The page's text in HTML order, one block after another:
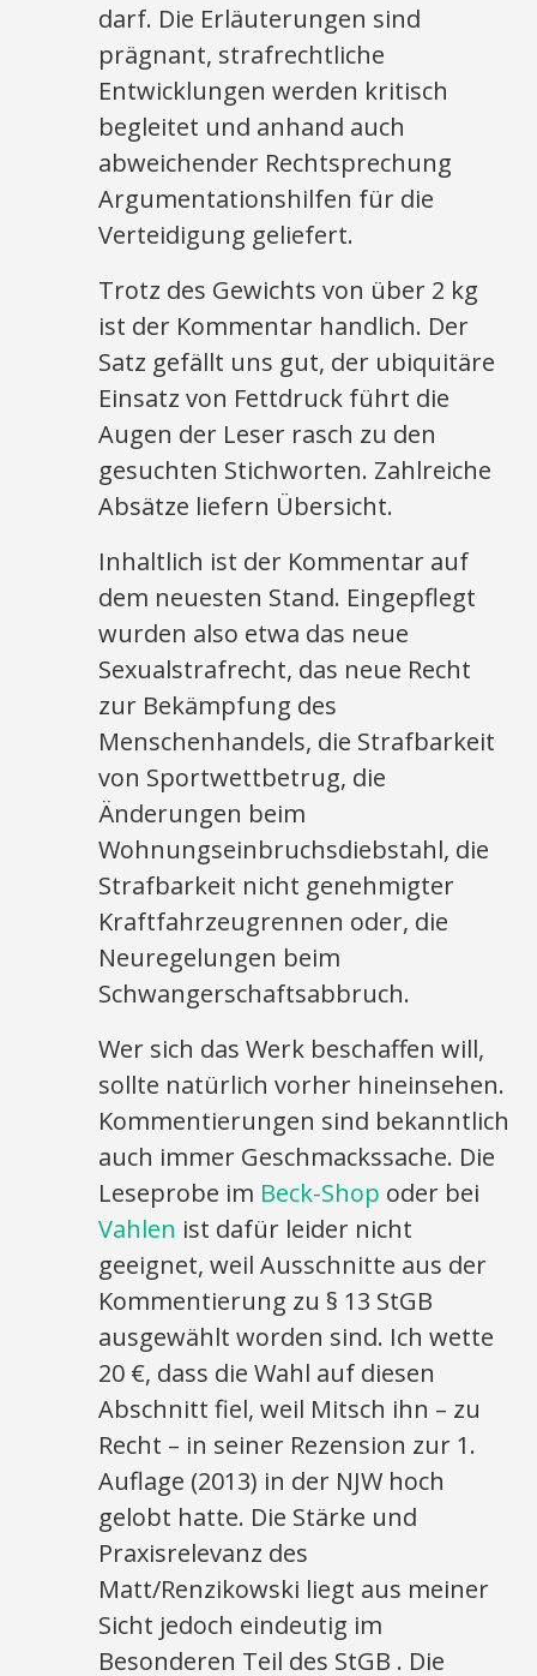
darf. Die Erläuterungen sind
prägnant, strafrechtliche
Entwicklungen werden kritisch
begleitet und anhand auch
abweichender Rechtsprechung
Argumentationshilfen für die
Verteidigung geliefert.
Trotz des Gewichts von über 2 kg
ist der Kommentar handlich. Der
Satz gefällt uns gut, der ubiquitäre
Einsatz von Fettdruck führt die
Augen der Leser rasch zu den
gesuchten Stichworten. Zahlreiche
Absätze liefern Übersicht.
Inhaltlich ist der Kommentar auf
dem neuesten Stand. Eingepflegt
wurden also etwa das neue
Sexualstrafrecht, das neue Recht
zur Bekämpfung des
Menschenhandels, die Strafbarkeit
von Sportwettbetrug, die
Änderungen beim
Wohnungseinbruchsdiebstahl, die
Strafbarkeit nicht genehmigter
Kraftfahrzeugrennen oder, die
Neuregelungen beim
Schwangerschaftsabbruch.
Wer sich das Werk beschaffen will,
sollte natürlich vorher hineinsehen.
Kommentierungen sind bekanntlich
auch immer Geschmackssache. Die
Leseprobe im Beck-Shop oder bei
Vahlen ist dafür leider nicht
geeignet, weil Ausschnitte aus der
Kommentierung zu § 13 StGB
ausgewählt worden sind. Ich wette
20 €, dass die Wahl auf diesen
Abschnitt fiel, weil Mitsch ihn – zu
Recht – in seiner Rezension zur 1.
Auflage (2013) in der NJW hoch
gelobt hatte. Die Stärke und
Praxisrelevanz des
Matt/Renzikowski liegt aus meiner
Sicht jedoch eindeutig im
Besonderen Teil des StGB . Die